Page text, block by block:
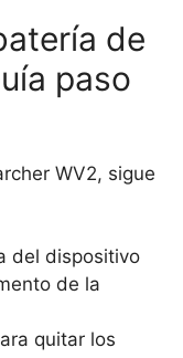
de
paso
WV2, sigue
del dispositivo
de la
quitar los